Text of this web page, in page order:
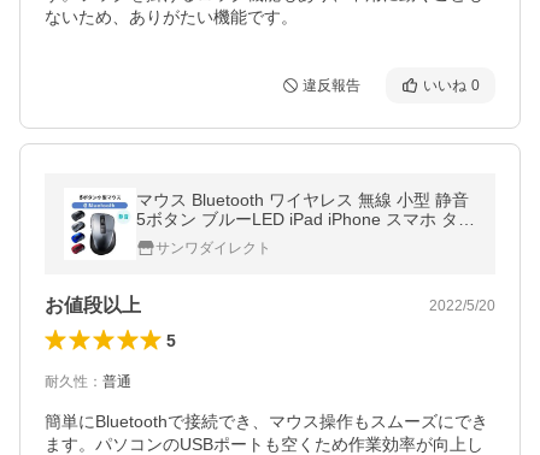
ないため、ありがたい機能です。
違反報告 いいね 0
マウス Bluetooth ワイヤレス 無線 小型 静音
5ボタン ブルーLED iPad iPhone スマホ タブ
レット 400-MABT183
サンワダイレクト
お値段以上 2022/5/20
5
耐久性 ： 普通
簡単にBluetoothで接続でき、マウス操作もスムーズにでき
ます。パソコンのUSBポートも空くため作業効率が向上し